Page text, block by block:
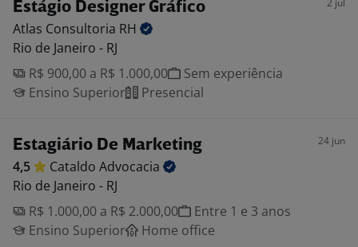
Estágio Designer Gráfico 2 jul
Atlas Consultoria RH
Rio de Janeiro - RJ
R$ 900,00 a R$ 1.000,00
Sem experiência
Ensino Superior
Presencial
Estagiário De Marketing 24 jun
4,5 Cataldo Advocacia
Rio de Janeiro - RJ
R$ 1.000,00 a R$ 2.000,00
Entre 1 e 3 anos
Ensino Superior
Home office